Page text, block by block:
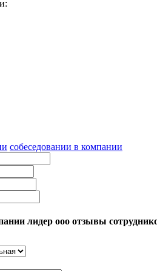
собеседовании в компании
лидер ооо отзывы